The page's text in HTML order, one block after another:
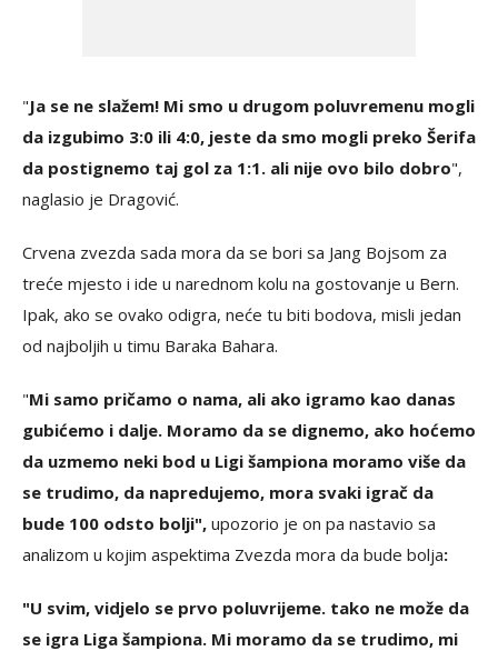
"Ja se ne slažem! Mi smo u drugom poluvremenu mogli
da izgubimo 3:0 ili 4:0, jeste da smo mogli preko Šerifa
da postignemo taj gol za 1:1. ali nije ovo bilo dobro",
naglasio je Dragović.
Crvena zvezda sada mora da se bori sa Jang Bojsom za
treće mjesto i ide u narednom kolu na gostovanje u Bern.
Ipak, ako se ovako odigra, neće tu biti bodova, misli jedan
od najboljih u timu Baraka Bahara.
"Mi samo pričamo o nama, ali ako igramo kao danas
gubićemo i dalje. Moramo da se dignemo, ako hoćemo
da uzmemo neki bod u Ligi šampiona moramo više da
se trudimo, da napredujemo, mora svaki igrač da
bude 100 odsto bolji", upozorio je on pa nastavio sa
analizom u kojim aspektima Zvezda mora da bude bolja:
"U svim, vidjelo se prvo poluvrijeme. tako ne može da
se igra Liga šampiona. Mi moramo da se trudimo, mi